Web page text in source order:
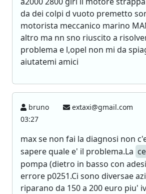
da dei colpi d vuoto premetto
motorista meccanico marino
altro ma nn sno riuscito a
problema e l,opel non mi da
aiutatemi amici
bruno extaxi@gmail.com
03:27
max se non fai la diagnosi non
sapere quale e' il problema.La
pompa (dietro in basso con
errore p0251.Ci sono diversae
riparano da 150 a 200 euro piu'